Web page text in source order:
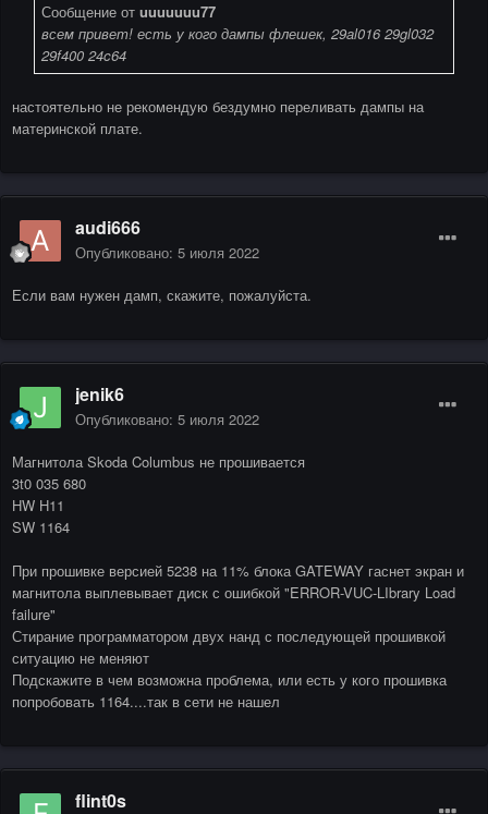
Сообщение от uuuuuuu77
всем привет! есть у кого дампы флешек, 29al016 29gl032
29f400 24c64
настоятельно не рекомендую бездумно переливать дампы на
материнской плате.
audi666
Опубликовано: 5 июля 2022
Если вам нужен дамп, скажите, пожалуйста.
jenik6
Опубликовано: 5 июля 2022
Магнитола Skoda Columbus не прошивается
3t0 035 680
HW H11
SW 1164
При прошивке версией 5238 на 11% блока GATEWAY гаснет экран и
магнитола выплевывает диск с ошибкой "ERROR-VUC-LIbrary Load
failure"
Стирание программатором двух нанд с последующей прошивкой
ситуацию не меняют
Подскажите в чем возможна проблема, или есть у кого прошивка
попробовать 1164....так в сети не нашел
flint0s